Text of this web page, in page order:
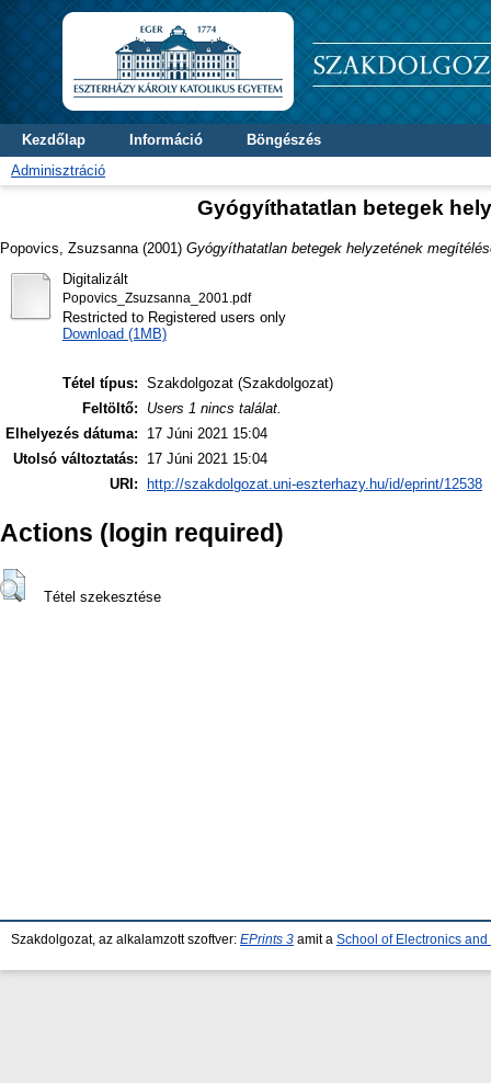
Kezdőlap Információ
Böngészés
Adminisztráció
Gyógyíthatatlan betegek
Popovics, Zsuzsanna (2001) Gyógyíthatatlan betegek helyzetének
Digitalizált
Popovics_Zsuzsanna_2001.pdf
Restricted to Registered users only
Download (1MB)
Tétel típus: Szakdolgozat (Szakdolgozat)
Feltöltő:
Users 1 nincs találat.
Elhelyezés dátuma:
17 Júni 2021 15:04
Utolsó változtatás:
17 Júni 2021 15:04
URI:
http://szakdolgozat.uni-eszterhazy.hu/id/eprint/12538
Actions (login required)
Tétel szekesztése
Szakdolgozat, az alkalamzott szoftver: EPrints 3 amit a School of Electronics